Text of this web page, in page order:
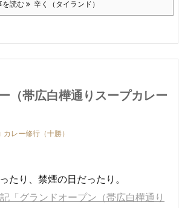
を読む 辛く（タイランド）
（帯広白樺通りスープカレー
カレー修行（十勝）
たり、禁煙の日だったり。
「グランドオープン（帯広白樺通り